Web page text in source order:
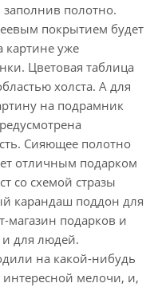
полотно.
покрытием будет
картине уже
Цветовая таблица
холста. А для
на подрамник
Сияющее полотно
отличным подарком
со схемой стразы
карандаш поддон для
магазин подарков и
для людей.
на какой-нибудь
мелочи, и,